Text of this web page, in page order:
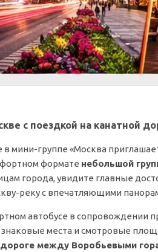
с поездкой на канатной
в мини-группе «Москва
формате небольшой
города, увидите главные
реку с впечатляющими
автобусе в сопровождении
знаковые места и смотровые
дороге между Воробьевыми